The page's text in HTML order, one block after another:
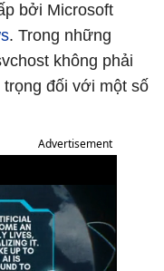
bởi Microsoft
. Trong những
không phải
trọng đối với một số
Advertisement